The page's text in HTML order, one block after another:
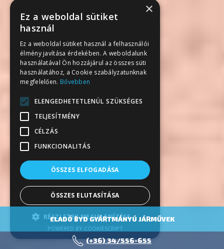
(+36) 34/556-655
ELADÓ BYD GYÁRTMÁNYÚ JÁRMŰVEK
×
Ez a weboldal sütiket
használ
Ez a weboldal sütiket használ a felhasználói
élmény javítása érdekében. A weboldalunk
használatával Ön hozzájárul az összes süti
használatához, a Cookie szabályzatunknak
megfelelően. Bővebben
ELENGEDHETETLENÜL SZÜKSÉGES
TELJESÍTMÉNY
CÉLZÁS
FUNKCIONALITÁS
ÖSSZES ELFOGADÁSA
ÖSSZES ELUTASÍTÁSA
RÉSZLETEK MEGJELENÍTÉSE
POWERED BY COOKIESCRIPT